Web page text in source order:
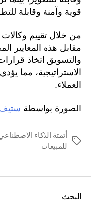
قوية وآمنة وقابلة
من خلال تقييم وكالات
مقابل هذه المعايير
والتسويق اتخاذ
الاستراتيجية، مما
العملاء.
الصورة بواسطة
العلامات
أتمتة الذكاء
للمبيعات
البحث